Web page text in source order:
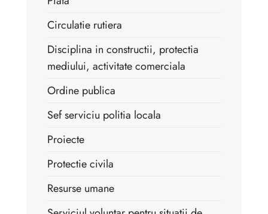
Circulatie rutiera
Disciplina in constructii, protectia
mediului, activitate comerciala
Ordine publica
Sef serviciu politia locala
Proiecte
Protectie civila
Resurse umane